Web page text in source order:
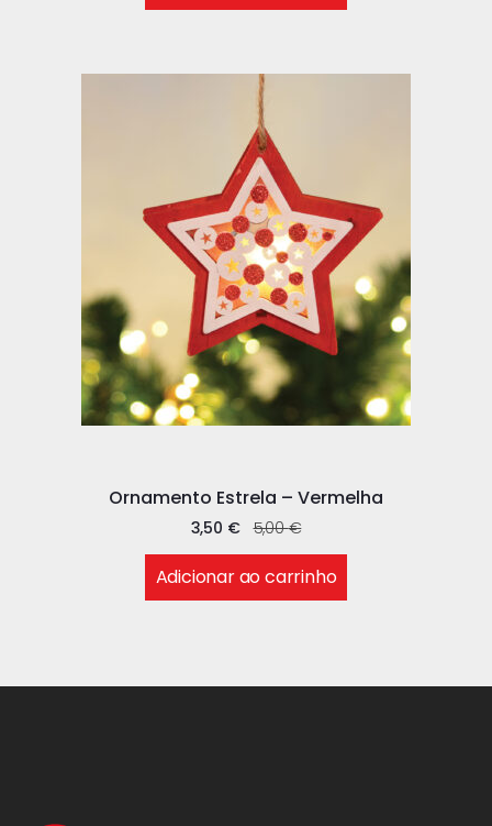
Ornamento Estrela – Vermelha
5,00€
3,50 €
Adicionar ao carrinho